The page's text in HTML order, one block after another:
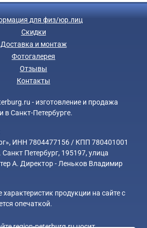
для физ/юр.лиц
Скидки
Доставка и монтаж
Фотогалерея
Отзывы
Контакты
- изготовление и продажа
в Санкт-Петербурге.
ИНН 7804477156 / КПП 780401001
Петербург, 195197, улица
А. Директор - Леньков Владимир
продукции на сайте с
опечаткой.